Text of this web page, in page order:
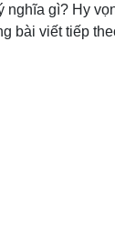
gì? Hy
bài viết tiếp